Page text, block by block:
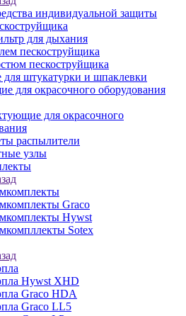
индивидуальной защиты
для дыхания
пескоструйщика
пескоструйщика
для штукатурки и шпаклевки
для окрасочного оборудования
для окрасочного
распылители
узлы
Graco
Hywst
Sotex
Hywst XHD
Graco HDA
Graco LL5